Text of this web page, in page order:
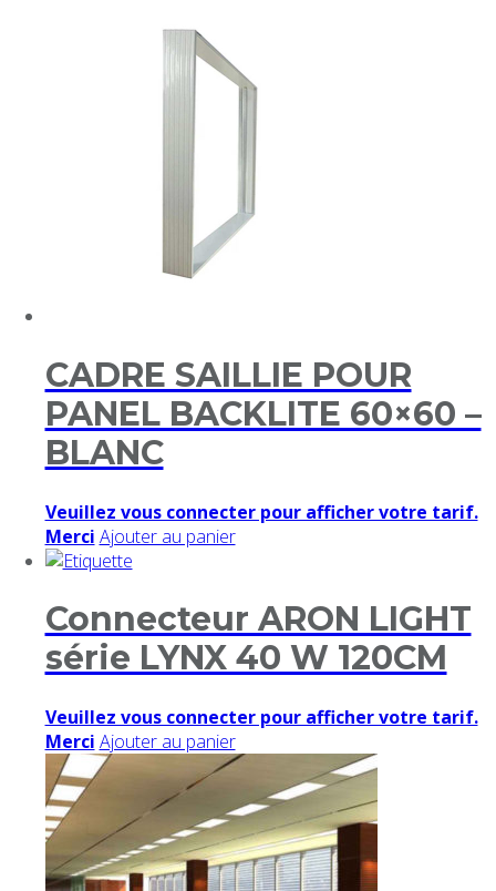
CADRE SAILLIE POUR
PANEL BACKLITE 60×60 –
BLANC
Veuillez vous connecter pour afficher votre tarif.
Merci Ajouter au panier
Connecteur ARON LIGHT
série LYNX 40 W 120CM
Veuillez vous connecter pour afficher votre tarif.
Merci Ajouter au panier